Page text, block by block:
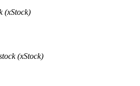
(xStock)
(xStock)